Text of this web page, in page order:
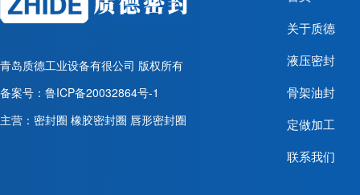
青岛质德工业设备有很公司 版权所有
备案号： 鲁ICP备20032864号-1
主营：密封圈 橡胶密封圈 唇形密封圈
关于质德
液压密封
骨架油封
定做加工
联系我们